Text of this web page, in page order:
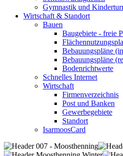
Gymnastik und
Wirtschaft & Standort
Bauen
Baugebiete - freie
Bebauungspläne
Bebauungspläne
Bodenrichtwerte
Schnelles Internet
Wirtschaft
Firmenverzeichnis
Post und Banken
Gewerbegebiete
Standort
IsarmoosCard